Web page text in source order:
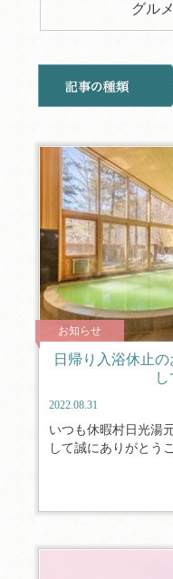
グルメ
お知らせ
日帰り入浴休止
し
2022.08.31
いつも休暇村日光湯
して誠にありがとう